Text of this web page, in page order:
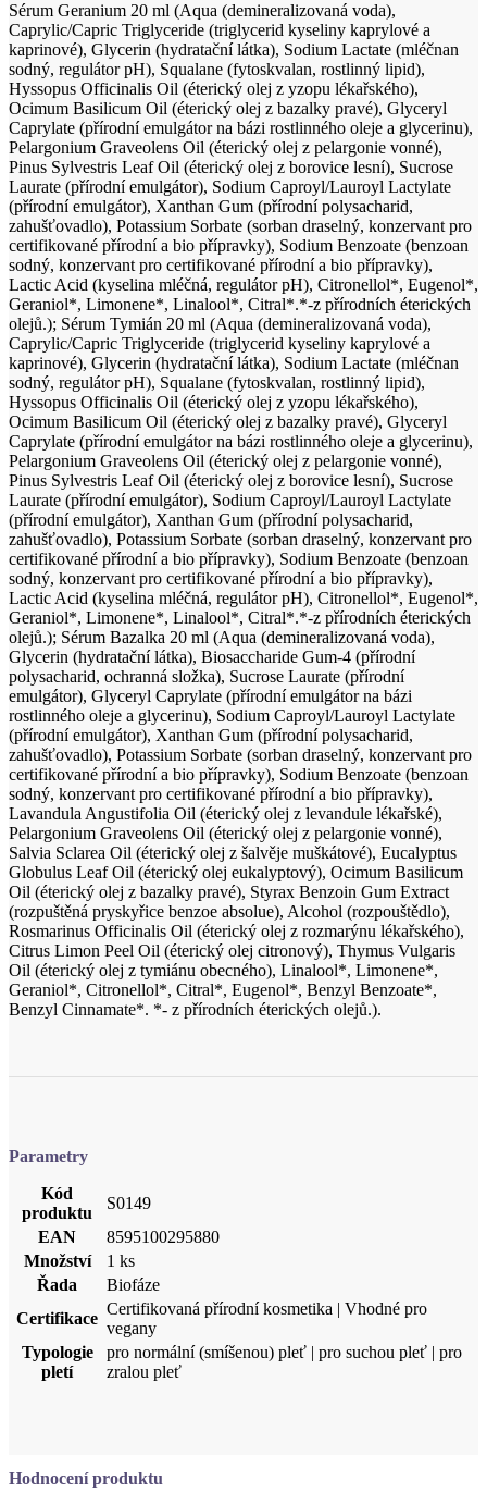
Sérum Geranium 20 ml (Aqua (demineralizovaná voda),
Caprylic/Capric Triglyceride (triglycerid kyseliny kaprylové a
kaprinové), Glycerin (hydratační látka), Sodium Lactate (mléčnan
sodný, regulátor pH), Squalane (fytoskvalan, rostlinný lipid),
Hyssopus Officinalis Oil (éterický olej z yzopu lékařského),
Ocimum Basilicum Oil (éterický olej z bazalky pravé), Glyceryl
Caprylate (přírodní emulgátor na bázi rostlinného oleje a glycerinu),
Pelargonium Graveolens Oil (éterický olej z pelargonie vonné),
Pinus Sylvestris Leaf Oil (éterický olej z borovice lesní), Sucrose
Laurate (přírodní emulgátor), Sodium Caproyl/Lauroyl Lactylate
(přírodní emulgátor), Xanthan Gum (přírodní polysacharid,
zahušťovadlo), Potassium Sorbate (sorban draselný, konzervant pro
certifikované přírodní a bio přípravky), Sodium Benzoate (benzoan
sodný, konzervant pro certifikované přírodní a bio přípravky),
Lactic Acid (kyselina mléčná, regulátor pH), Citronellol*, Eugenol*,
Geraniol*, Limonene*, Linalool*, Citral*.*-z přírodních éterických
olejů.); Sérum Tymián 20 ml (Aqua (demineralizovaná voda),
Caprylic/Capric Triglyceride (triglycerid kyseliny kaprylové a
kaprinové), Glycerin (hydratační látka), Sodium Lactate (mléčnan
sodný, regulátor pH), Squalane (fytoskvalan, rostlinný lipid),
Hyssopus Officinalis Oil (éterický olej z yzopu lékařského),
Ocimum Basilicum Oil (éterický olej z bazalky pravé), Glyceryl
Caprylate (přírodní emulgátor na bázi rostlinného oleje a glycerinu),
Pelargonium Graveolens Oil (éterický olej z pelargonie vonné),
Pinus Sylvestris Leaf Oil (éterický olej z borovice lesní), Sucrose
Laurate (přírodní emulgátor), Sodium Caproyl/Lauroyl Lactylate
(přírodní emulgátor), Xanthan Gum (přírodní polysacharid,
zahušťovadlo), Potassium Sorbate (sorban draselný, konzervant pro
certifikované přírodní a bio přípravky), Sodium Benzoate (benzoan
sodný, konzervant pro certifikované přírodní a bio přípravky),
Lactic Acid (kyselina mléčná, regulátor pH), Citronellol*, Eugenol*,
Geraniol*, Limonene*, Linalool*, Citral*.*-z přírodních éterických
olejů.); Sérum Bazalka 20 ml (Aqua (demineralizovaná voda),
Glycerin (hydratační látka), Biosaccharide Gum-4 (přírodní
polysacharid, ochranná složka), Sucrose Laurate (přírodní
emulgátor), Glyceryl Caprylate (přírodní emulgátor na bázi
rostlinného oleje a glycerinu), Sodium Caproyl/Lauroyl Lactylate
(přírodní emulgátor), Xanthan Gum (přírodní polysacharid,
zahušťovadlo), Potassium Sorbate (sorban draselný, konzervant pro
certifikované přírodní a bio přípravky), Sodium Benzoate (benzoan
sodný, konzervant pro certifikované přírodní a bio přípravky),
Lavandula Angustifolia Oil (éterický olej z levandule lékařské),
Pelargonium Graveolens Oil (éterický olej z pelargonie vonné),
Salvia Sclarea Oil (éterický olej z šalvěje muškátové), Eucalyptus
Globulus Leaf Oil (éterický olej eukalyptový), Ocimum Basilicum
Oil (éterický olej z bazalky pravé), Styrax Benzoin Gum Extract
(rozpuštěná pryskyřice benzoe absolue), Alcohol (rozpouštědlo),
Rosmarinus Officinalis Oil (éterický olej z rozmarýnu lékařského),
Citrus Limon Peel Oil (éterický olej citronový), Thymus Vulgaris
Oil (éterický olej z tymiánu obecného), Linalool*, Limonene*,
Geraniol*, Citronellol*, Citral*, Eugenol*, Benzyl Benzoate*,
Benzyl Cinnamate*. *- z přírodních éterických olejů.).
Parametry
Kód
produktu
S0149
EAN
8595100295880
Množství
1 ks
Řada
Biofáze
Certifikace
Certifikovaná přírodní kosmetika | Vhodné pro
vegany
Typologie
pletí
pro normální (smíšenou) pleť | pro suchou pleť | pro
zralou pleť
Hodnocení produktu